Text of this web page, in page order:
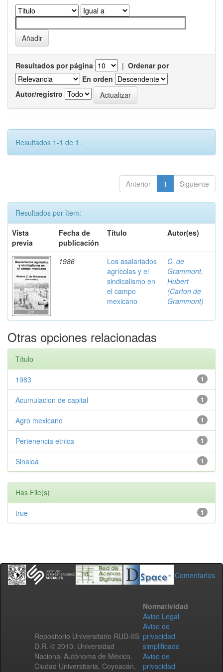
Resultados por página | Ordenar por
En orden
Autor/registro
Resultados 1-1 de 1.
Anterior 1 Siguiente
Resultados por ítem:
Vista
previa
Fecha de
publicación
Título Autor(es)
1986
Los asalariados
agrícolas y el
sindicalismo en
el campo
mexicano
C. de
Grammont,
Hubert
(Carton de
Grammont)
Otras opciones relacionadas
Título
1
1983
1
Acumulacion de capital
1
Agro mexicano
1
Pertenencia etnica
1
Sinaloa
Has File(s)
1
true
Comentarios
Repositorio Universitario RUD-IIS
D.R. © 2010. Universidad
Nacional Autónoma de México.
Ciudad Universitaria, Coyoacán,
Normatividad
Aviso Legal
Aviso de
privacidad
simplificado
Aviso de
privacidad